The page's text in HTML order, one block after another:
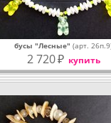
бусы "Лесные" (арт.
2 720₽ купить